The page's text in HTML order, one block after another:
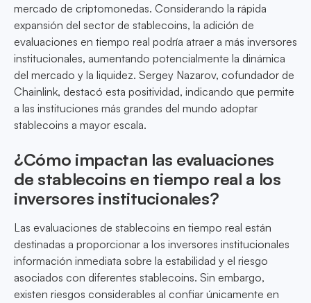
mercado de criptomonedas. Considerando la rápida
expansión del sector de stablecoins, la adición de
evaluaciones en tiempo real podría atraer a más inversores
institucionales, aumentando potencialmente la dinámica
del mercado y la liquidez. Sergey Nazarov, cofundador de
Chainlink, destacó esta positividad, indicando que permite
a las instituciones más grandes del mundo adoptar
stablecoins a mayor escala.
¿Cómo impactan las evaluaciones
de stablecoins en tiempo real a los
inversores institucionales?
Las evaluaciones de stablecoins en tiempo real están
destinadas a proporcionar a los inversores institucionales
información inmediata sobre la estabilidad y el riesgo
asociados con diferentes stablecoins. Sin embargo,
existen riesgos considerables al confiar únicamente en